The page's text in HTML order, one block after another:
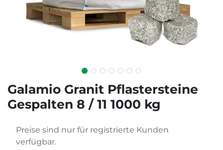
Galamio Granit Pflastersteine
Gespalten 8 / 11 1000 kg
Preise sind nur für registrierte Kunden
verfügbar.